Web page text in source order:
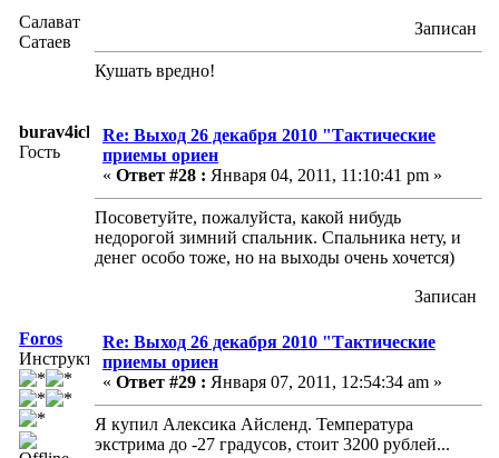
Салават
Сатаев
Записан
Кушать вредно!
burav4ick
Гость
Re: Выход 26 декабря 2010 "Тактические
приемы ориен
« Ответ #28 : Января 04, 2011, 11:10:41 pm »
Посоветуйте, пожалуйста, какой нибудь
недорогой зимний спальник. Спальника нету, и
денег особо тоже, но на выходы очень хочется)
Записан
Foros
Инструктор
Re: Выход 26 декабря 2010 "Тактические
приемы ориен
« Ответ #29 : Января 07, 2011, 12:54:34 am »
Я купил Алексика Айсленд. Температура
экстрима до -27 градусов, стоит 3200 рублей...